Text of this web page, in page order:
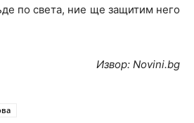
по света, ние ще защитим него
Извор: Novini.bg